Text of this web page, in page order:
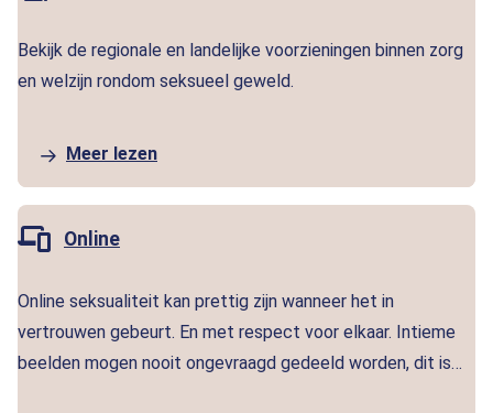
Bekijk de regionale en landelijke voorzieningen binnen zorg
en welzijn rondom seksueel geweld.
Meer lezen
Online
Online seksualiteit kan prettig zijn wanneer het in
vertrouwen gebeurt. En met respect voor elkaar. Intieme
beelden mogen nooit ongevraagd gedeeld worden, dit is